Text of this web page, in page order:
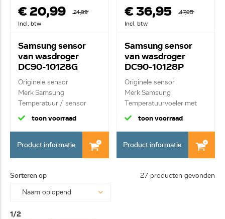
€ 20,99
24,99
Incl. btw
Samsung sensor
van wasdroger
DC90-10128G
Originele sensor
Merk Samsung
Temperatuur / sensor
120mm
toon voorraad
Product informatie
€ 36,95
47,95
Incl. btw
Samsung sensor
van wasdroger
DC90-10128P
Originele sensor
Merk Samsung
Temperatuurvoeler met
kabel
toon voorraad
Product informatie
Sorteren op 27 producten gevonden
1/2